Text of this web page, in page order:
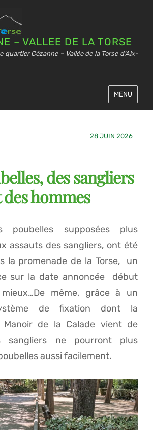
– VALLEE DE LA TORSE
quartier Cézanne – Vallée de la Torse d’Aix-
MENU
28 JUIN 2026
des sangliers
des hommes
poubelles supposées plus
assauts des sangliers, ont été
la promenade de la Torse, un
sur la date annoncée début
même, grâce à un
de fixation dont la
Manoir de la Calade vient de
sangliers ne pourront plus
aussi facilement.